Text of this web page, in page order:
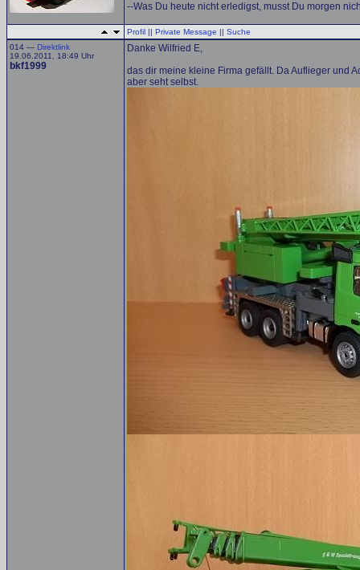
--Was Du heute nicht erledigst, musst Du morgen
Profil || Private Message || Suche
014 — Direktlink
19.06.2011, 18:49 Uhr
bkf1999
Danke Wilfried E,
das dir meine kleine Firma gefällt. Da Auflieger und
aber seht selbst.